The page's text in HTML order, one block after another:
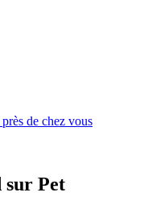
de chez vous
sur Pet